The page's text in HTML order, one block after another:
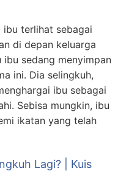
ibu terlihat sebagai
di depan keluarga
ibu sedang menyimpan
ini. Dia selingkuh,
ibu sebagai
Sebisa mungkin, ibu
ikatan yang telah
Lagi? | Kuis